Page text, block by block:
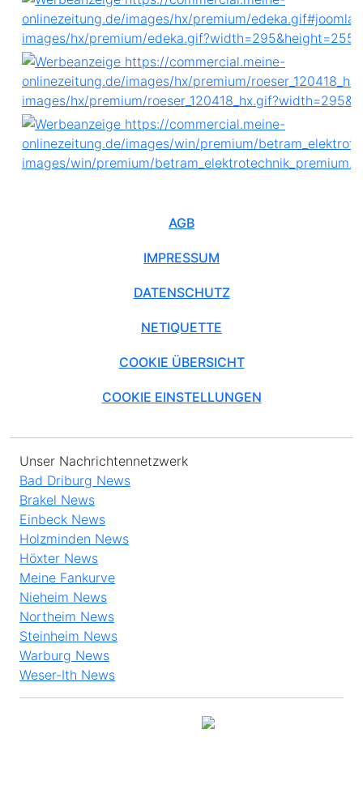
AGB
IMPRESSUM
DATENSCHUTZ
NETIQUETTE
COOKIE ÜBERSICHT
COOKIE EINSTELLUNGEN
Unser Nachrichtennetzwerk
Bad Driburg News
Brakel News
Einbeck News
Holzminden News
Höxter News
Meine Fankurve
Nieheim News
Northeim News
Steinheim News
Warburg News
Weser-Ith News